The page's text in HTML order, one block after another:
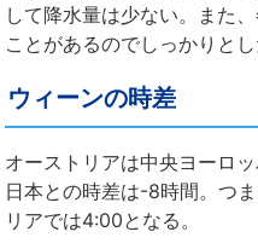
して降水量は少ない。また
ことがあるのでしっかりと
ウィーンの時差
オーストリアは中央ヨーロ
日本との時差は-8時間。つ
リアでは4:00となる。